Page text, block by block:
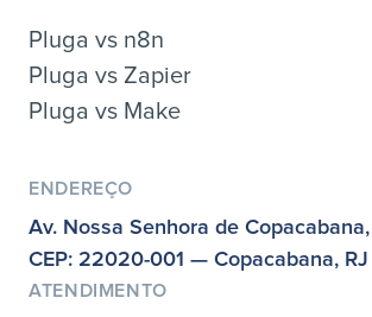
Pluga vs n8n
Pluga vs Zapier
Pluga vs Make
ENDEREÇO
Av. Nossa Senhora de
CEP: 22020-001 — Copacabana, RJ
ATENDIMENTO